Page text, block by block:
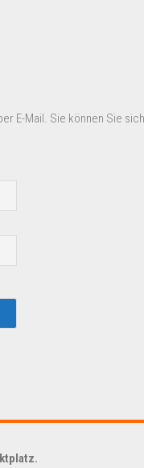
E-Mail. Sie können Sie sich